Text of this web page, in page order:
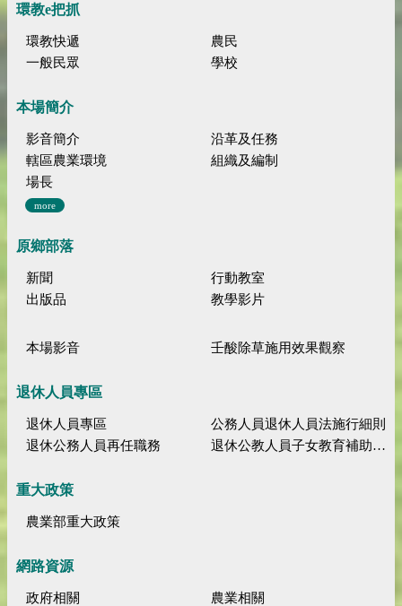
環教e把抓
環教快遞
農民
一般民眾
學校
本場簡介
影音簡介
沿革及任務
轄區農業環境
組織及編制
場長
more
原鄉部落
新聞
行動教室
出版品
教學影片
本場影音 壬酸除草施用效果觀察
退休人員專區
退休人員專區
公務人員退休人員法施行細則
退休公務人員再任職務
退休公教人員子女教育補助規定
重大政策
農業部重大政策
網路資源
政府相關
農業相關